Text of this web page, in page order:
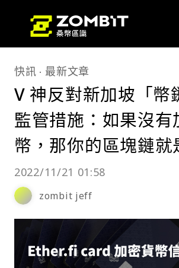
快訊 最新文章
V 神反對新加坡「幣
監管措施：如果沒有
幣，那你的區塊鏈就
2022/11/21 01:58
zombit jeff